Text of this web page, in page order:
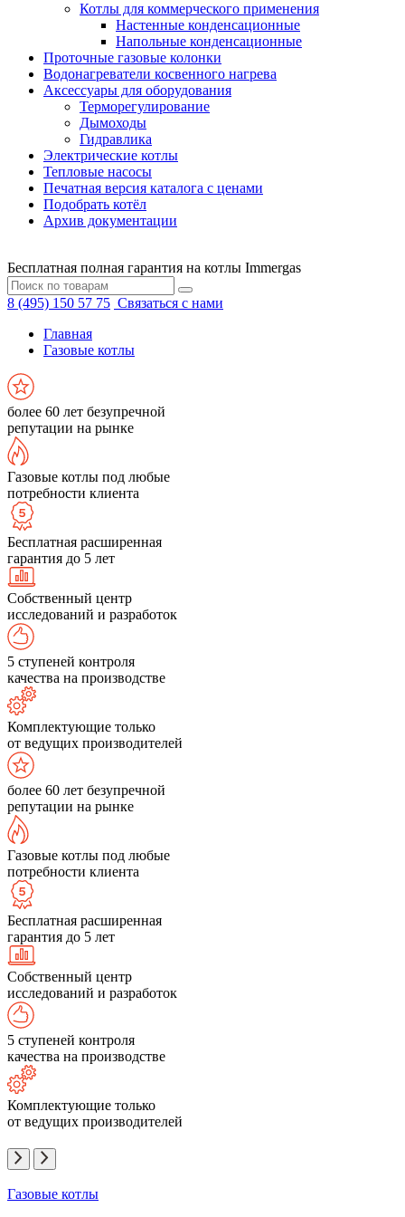
Котлы для коммерческого применения
Настенные конденсационные
Напольные конденсационные
Проточные газовые колонки
Водонагреватели косвенного нагрева
Аксессуары для оборудования
Терморегулирование
Дымоходы
Гидравлика
Электрические котлы
Тепловые насосы
Печатная версия каталога с ценами
Подобрать котёл
Архив документации
Бесплатная полная гарантия на котлы Immergas
8 (495) 150 57 75 Связаться с нами
Главная
Газовые котлы
более 60 лет безупречной
репутации на рынке
Газовые котлы под любые
потребности клиента
Бесплатная расширенная
гарантия до 5 лет
Собственный центр
исследований и разработок
5 ступеней контроля
качества на производстве
Комплектующие только
от ведущих производителей
более 60 лет безупречной
репутации на рынке
Газовые котлы под любые
потребности клиента
Бесплатная расширенная
гарантия до 5 лет
Собственный центр
исследований и разработок
5 ступеней контроля
качества на производстве
Комплектующие только
от ведущих производителей
Газовые котлы